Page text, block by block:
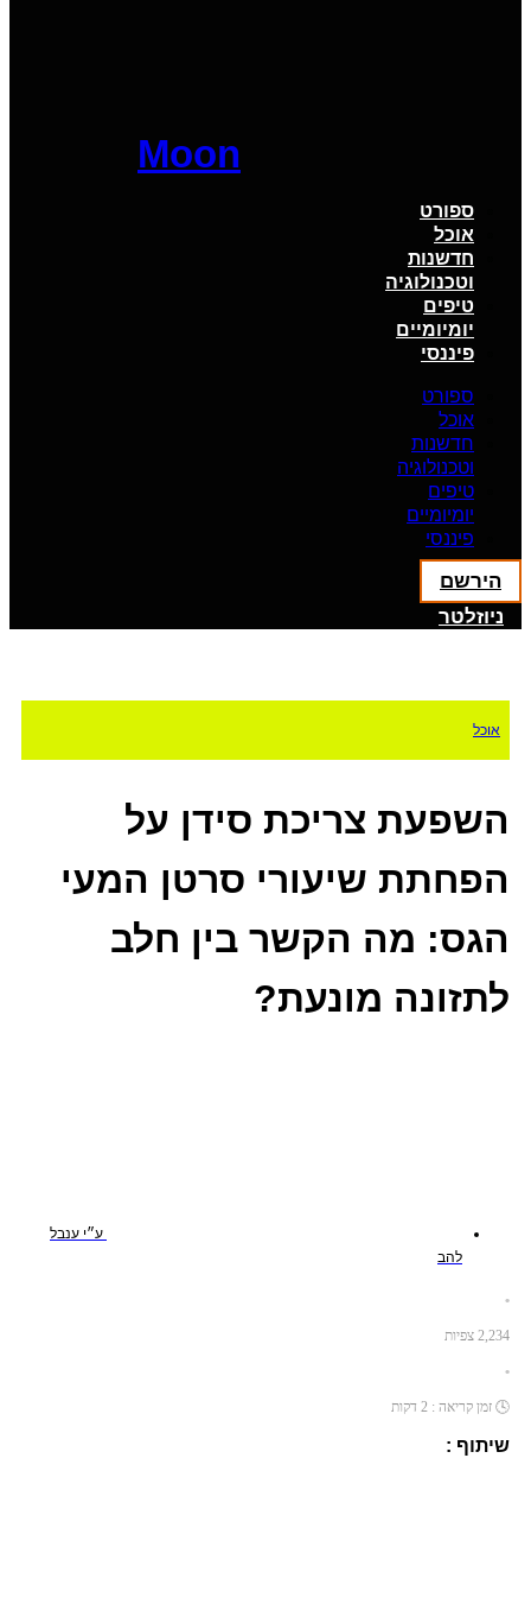
Moon
ספורט
אוכל
חדשנות
וטכנולוגיה
טיפים
יומיומיים
פיננסי
ספורט
אוכל
חדשנות
וטכנולוגיה
טיפים
יומיומיים
פיננסי
הירשם
ניוזלטר
אוכל
השפעת צריכת סידן על
הפחתת שיעורי סרטן המעי
הגס: מה הקשר בין חלב
לתזונה מונעת?
ע״י ענבל
להב
•
2,234 צפיות
•
🕓 זמן קריאה : 2 דקות
שיתוף :